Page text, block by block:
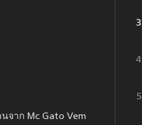
จาก Mc Gato Vem
3
4
5